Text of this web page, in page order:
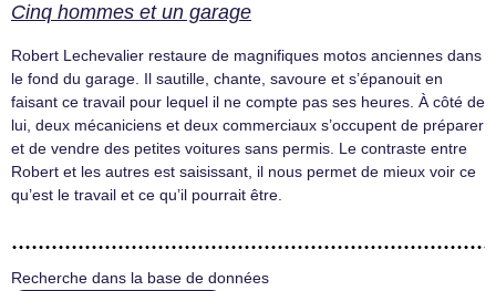
Cinq hommes et un garage
Robert Lechevalier restaure de magnifiques motos anciennes dans
le fond du garage. Il sautille, chante, savoure et s’épanouit en
faisant ce travail pour lequel il ne compte pas ses heures. À côté de
lui, deux mécaniciens et deux commerciaux s’occupent de préparer
et de vendre des petites voitures sans permis. Le contraste entre
Robert et les autres est saisissant, il nous permet de mieux voir ce
qu’est le travail et ce qu’il pourrait être.
Recherche dans la base de données